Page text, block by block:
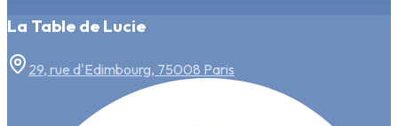
La Table de Lucie
29, rue d'Edimbourg, 75008 Paris